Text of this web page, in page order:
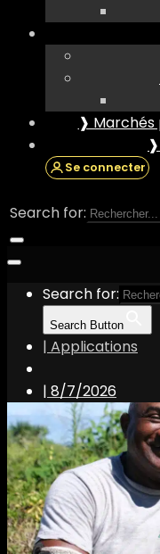
❱ Marchés
Se connecter
Search for:
Search for:
Search Button
| Applications
| 8/7/2026